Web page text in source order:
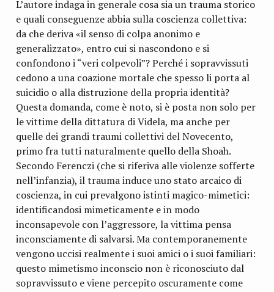
L’autore indaga in generale cosa sia un trauma storico
e quali conseguenze abbia sulla coscienza collettiva:
da che deriva «il senso di colpa anonimo e
generalizzato», entro cui si nascondono e si
confondono i “veri colpevoli”? Perché i sopravvissuti
cedono a una coazione mortale che spesso li porta al
suicidio o alla distruzione della propria identità?
Questa domanda, come è noto, si è posta non solo per
le vittime della dittatura di Videla, ma anche per
quelle dei grandi traumi collettivi del Novecento,
primo fra tutti naturalmente quello della Shoah.
Secondo Ferenczi (che si riferiva alle violenze sofferte
nell’infanzia), il trauma induce uno stato arcaico di
coscienza, in cui prevalgono istinti magico-mimetici:
identificandosi mimeticamente e in modo
inconsapevole con l’aggressore, la vittima pensa
inconsciamente di salvarsi. Ma contemporanemente
vengono uccisi realmente i suoi amici o i suoi familiari:
questo mimetismo inconscio non è riconosciuto dal
sopravvissuto e viene percepito oscuramente come